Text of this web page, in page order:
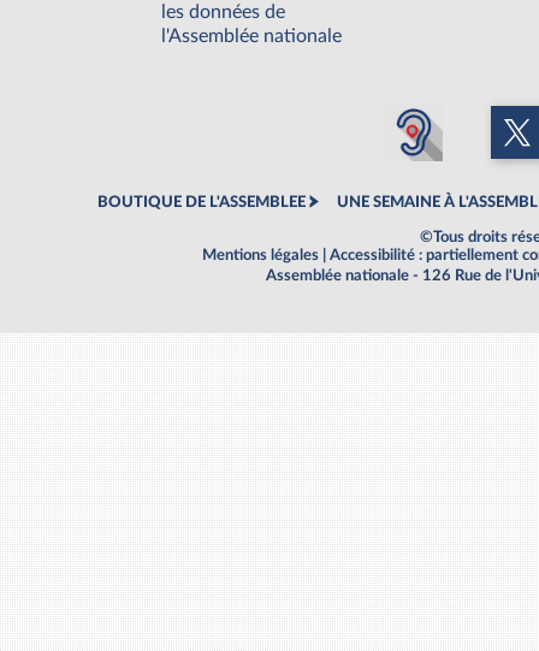
les données de
l'Assemblée nationale
BOUTIQUE DE L'ASSEMBLEE UNE SEMAINE À
©Tous droits
Mentions légales
Accessibilité : partiellement
Assemblée nationale - 126 Rue de